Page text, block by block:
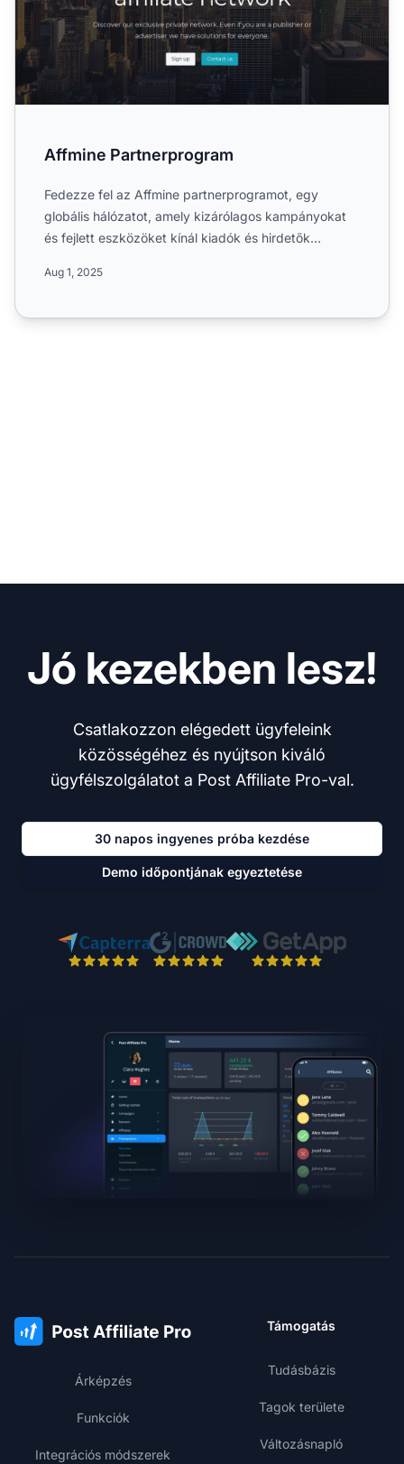
Affmine Partnerprogram
Fedezze fel az Affmine partnerprogramot, egy
globális hálózatot, amely kizárólagos kampányokat
és fejlett eszközöket kínál kiadók és hirdetők
Aug 1, 2025
Jó kezekben lesz!
Csatlakozzon elégedett ügyfeleink
közösségéhez és nyújtson kiváló
ügyfélszolgálatot a Post Affiliate Pro-val.
30 napos ingyenes próba kezdése
Demo időpontjának egyeztetése
Árképzés
Funkciók
Integrációs módszerek
Támogatás
Tudásbázis
Tagok területe
Változásnapló